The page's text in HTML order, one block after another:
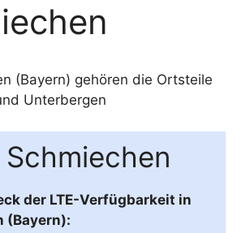
(Bayern) gehören die Ortsteile
Unterbergen
Schmiechen
der LTE-Verfügbarkeit in
(Bayern):